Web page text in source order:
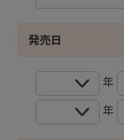
発売日
年
年